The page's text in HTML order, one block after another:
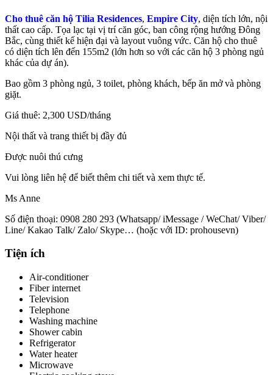
Cho thuê căn hộ Tilia Residences, Empire City, diện tích lớn, nội
thất cao cấp. Tọa lạc tại vị trí căn góc, ban công rộng hướng Đông
Bắc, cùng thiết kế hiện đại và layout vuông vức. Căn hộ cho thuê
có diện tích lên đến 155m2 (lớn hơn so với các căn hộ 3 phòng ngủ
khác của dự án).
Bao gồm 3 phòng ngủ, 3 toilet, phòng khách, bếp ăn mở và phòng
giặt.
Giá thuê: 2,300 USD/tháng
Nội thất và trang thiết bị đầy đủ
Được nuôi thú cưng
Vui lòng liên hệ để biết thêm chi tiết và xem thực tế.
Ms Anne
Số điện thoại: 0908 280 293 (Whatsapp/ iMessage / WeChat/ Viber/
Line/ Kakao Talk/ Zalo/ Skype… (hoặc với ID: prohousevn)
Tiện ích
Air-conditioner
Fiber internet
Television
Telephone
Washing machine
Shower cabin
Refrigerator
Water heater
Microwave